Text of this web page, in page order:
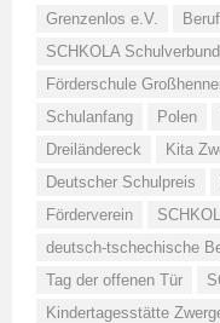
Grenzenlos e.V.
SCHKOLA Schulverbund
Förderschule
Schulanfang
Polen
Dreiländereck
Kita
Deutscher Schulpreis
Förderverein
deutsch-tschechische
Tag der offenen Tür
Kindertagesstätte